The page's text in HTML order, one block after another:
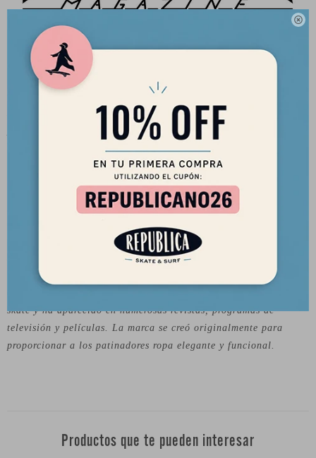

CONSERVACIÓN Y LAVADO:
Lavado hasta 40º No utilices productos blanqueadores.Secadora
prohibidaPlanchar hasta 150º y no pasar sobre la impresión.No
lavar en secoSecar a la sombraNo remojar.
Thrasher Original es una marca que existe desde hace décadas y
skate. La marca fue fundada en 1981 por el skater y empresario
Mike Vallely, que quería crear una línea de ropa que fuera
elegante y funcional. Desde entonces, Thrasher Original se ha
skate y ha aparecido en numerosas revistas, programas de
televisión y películas. La marca se creó originalmente para
proporcionar a los patinadores ropa elegante y funcional.
Productos que te pueden interesar